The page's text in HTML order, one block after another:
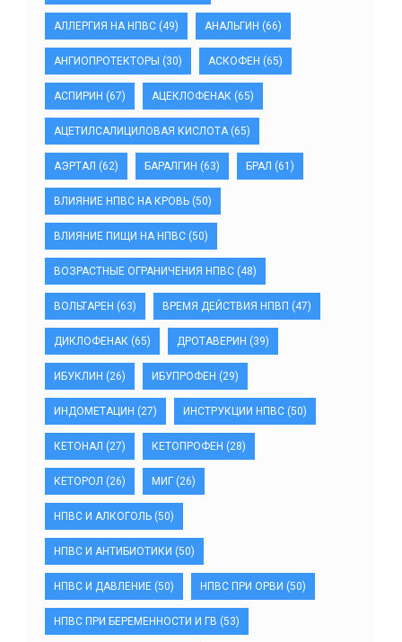
АЛЛЕРГИЯ НА НПВС (49) АНАЛЬГИН (66)
АНГИОПРОТЕКТОРЫ (30) АСКОФЕН (65)
АСПИРИН (67) АЦЕКЛОФЕНАК (65)
АЦЕТИЛСАЛИЦИЛОВАЯ КИСЛОТА(65)
АЭРТАЛ (62) БАРАЛГИН (63) БРАЛ (61)
ВЛИЯНИЕ НПВС НА КРОВЬ (50)
ВЛИЯНИЕ ПИЩИ НА НПВС (50)
ВОЗРАСТНЫЕ ОГРАНИЧЕНИЯ НПВС (48)
ВОЛЬТАРЕН (63) ВРЕМЯ ДЕЙСТВИЯ НПВП (47)
ДИКЛОФЕНАК (65) ДРОТАВЕРИН (39)
ИБУКЛИН (26) ИБУПРОФЕН (29)
ИНДОМЕТАЦИН (27) ИНСТРУКЦИИ НПВС (50)
КЕТОНАЛ (27) КЕТОПРОФЕН (28)
КЕТОРОЛ (26) МИГ (26)
НПВС И АЛКОГОЛЬ (50)
НПВС И АНТИБИОТИКИ (50)
НПВС И ДАВЛЕНИЕ (50) НПВС ПРИ ОРВИ (50)
НПВС ПРИ БЕРЕМЕННОСТИ И ГВ (53)